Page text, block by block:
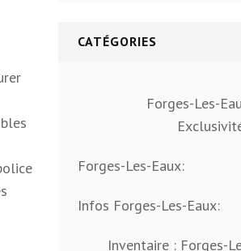
CATÉGORIES
Forges-Les-
Forges-Les-Eaux:
Infos Forges-Les-Eaux:
Inventaire : Forges-